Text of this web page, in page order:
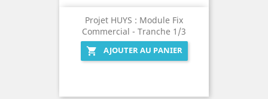
Projet HUYS : Module Fix
Commercial - Tranche 1/3

AJOUTER AU PANIER